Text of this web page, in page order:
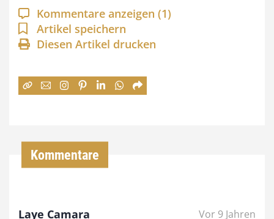
a
n
n
:
Kommentare anzeigen (1)
Artikel speichern
Diesen Artikel drucken
Kommentare
Laye Camara Vor 9 Jahren